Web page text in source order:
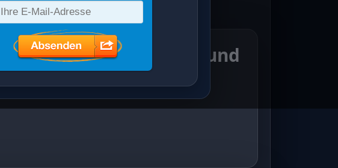
Wappen von Lübeck und
auf